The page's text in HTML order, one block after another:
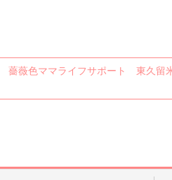
薔薇色ママライフサポート 東久